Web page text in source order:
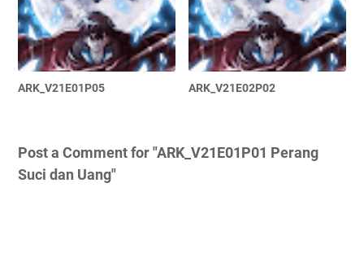
ARK_V21E01P05 ARK_V21E02P02
Post a Comment for "ARK_V21E01P01 Perang
Suci dan Uang"